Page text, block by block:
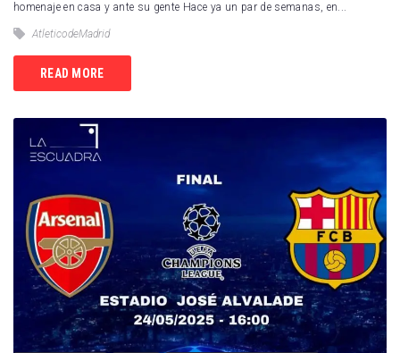
homenaje en casa y ante su gente Hace ya un par de semanas, en...
AtleticodeMadrid
READ MORE